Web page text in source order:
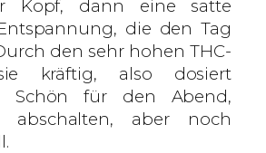
Kopf, dann eine satte
die den Tag
den sehr hohen THC-
kräftig, also dosiert
Schön für den Abend,
aber noch